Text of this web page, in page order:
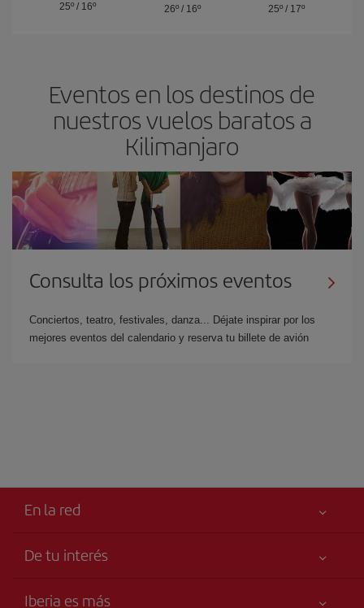
25º/ 16º
26º/ 16º
25º / 17º
Eventos en los destinos de
nuestros vuelos baratos a
Kilimanjaro
Consulta los próximos eventos
Conciertos, teatro, festivales, danza... Déjate inspirar por los
mejores eventos del calendario y reserva tu billete de avión
En la red
De tu interés
Iberia es más